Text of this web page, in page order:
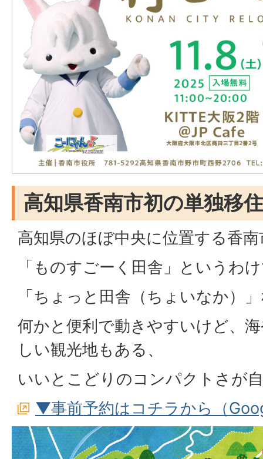
高知県香南市初の単独移
高知県のほぼ中央に位置する香
「ものすごーく田舎」というわ
「ちょっと田舎（ちょいなか）
何かと便利で動きやすいけど、
しい観光地もある、
いいとこどりのコンパクトさが
▼事前予約はコチラから（